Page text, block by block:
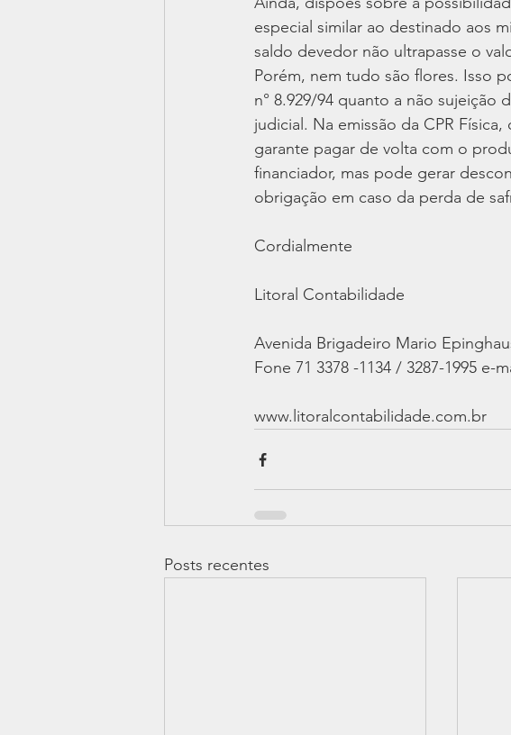
especial similar ao destinado aos
saldo devedor não ultrapasse o
Porém, nem tudo são flores. Isso
n° 8.929/94 quanto a não sujeição
judicial. Na emissão da CPR
garante pagar de volta com o
financiador, mas pode gerar
obrigação em caso da perda de
Cordialmente
Litoral Contabilidade
Avenida Brigadeiro Mario
Fone 71 3378 -1134 / 3287-1995
www.litoralcontabilidade.com.br
Posts recentes